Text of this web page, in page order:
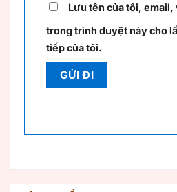
Lưu tên của tôi, email,
trong trình duyệt này cho
tiếp của tôi.